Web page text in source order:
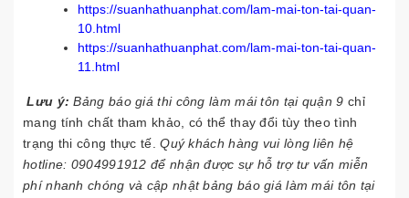
https://suanhathuanphat.com/lam-mai-ton-tai-quan-
10.html
https://suanhathuanphat.com/lam-mai-ton-tai-quan-
11.html
Lưu ý: Bảng báo giá thi công làm mái tôn tại quận 9 chỉ
mang tính chất tham khảo, có thể thay đổi tùy theo tình
trạng thi công thực tế.Quý khách hàng vui lòng liên hệ
hotline: 0904991912để nhận được sự hỗ trợ tư vấn miễn
phí nhanh chóng và cập nhật bảng báo giá làm mái tôn tại